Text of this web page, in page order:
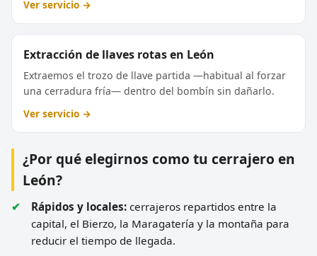
Ver servicio →
Extracción de llaves rotas en León
Extraemos el trozo de llave partida —habitual al forzar
una cerradura fría— dentro del bombín sin dañarlo.
Ver servicio →
¿Por qué elegirnos como tu cerrajero en
León?
Rápidos y locales: cerrajeros repartidos entre la
capital, el Bierzo, la Maragatería y la montaña para
reducir el tiempo de llegada.